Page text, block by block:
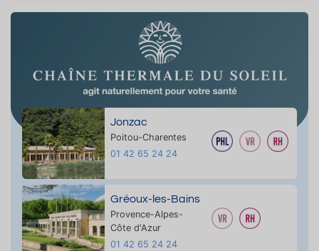
Jonzac
Poitou-Charentes
01 42 65 24 24
Gréoux-les-Bains
Provence-Alpes-
Côte d'Azur
01 42 65 24 24